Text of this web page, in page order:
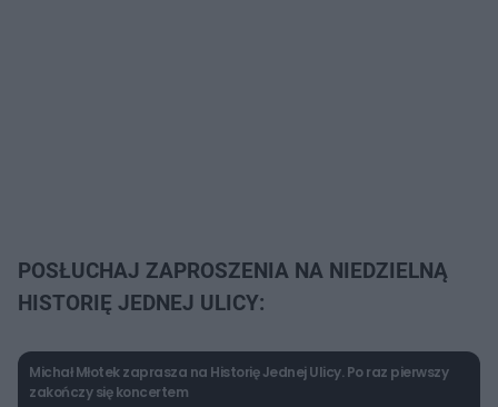
POSŁUCHAJ ZAPROSZENIA NA NIEDZIELNĄ
HISTORIĘ JEDNEJ ULICY:
Michał Młotek zaprasza na Historię Jednej Ulicy. Po raz pierwszy
zakończy się koncertem